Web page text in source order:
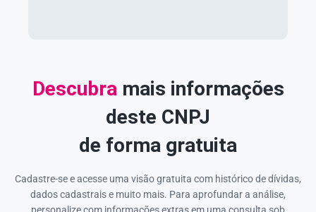
Descubra mais informações
deste CNPJ
de forma gratuita
Cadastre-se e acesse uma visão gratuita com histórico de dívidas,
dados cadastrais e muito mais. Para aprofundar a análise,
personalize com informações extras em uma consulta sob